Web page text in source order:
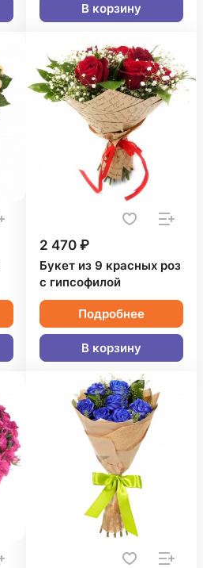
В корзину
2 470 ₽
Букет из 9 красных роз
с гипсофилой
Подробнее
В корзину